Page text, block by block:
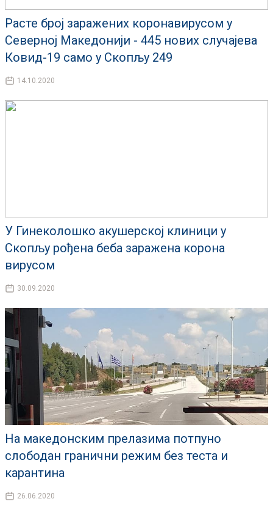
Расте број заражених коронавирусом у
Северној Македонији - 445 нових случајева
Ковид-19 само у Скопљу 249
14.10.2020
У Гинеколошко акушерској клиници у
Скопљу рођена беба заражена корона
вирусом
30.09.2020
На македонским прелазима потпуно
слободан гранични режим без теста и
карантина
26.06.2020